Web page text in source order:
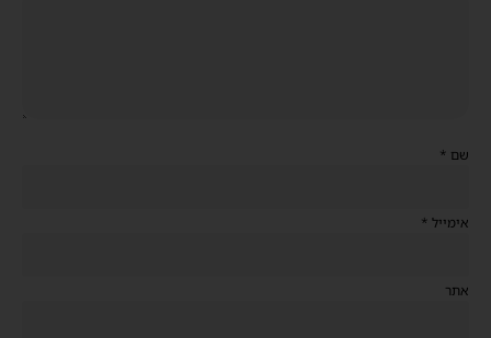
שם *
אימייל *
אתר